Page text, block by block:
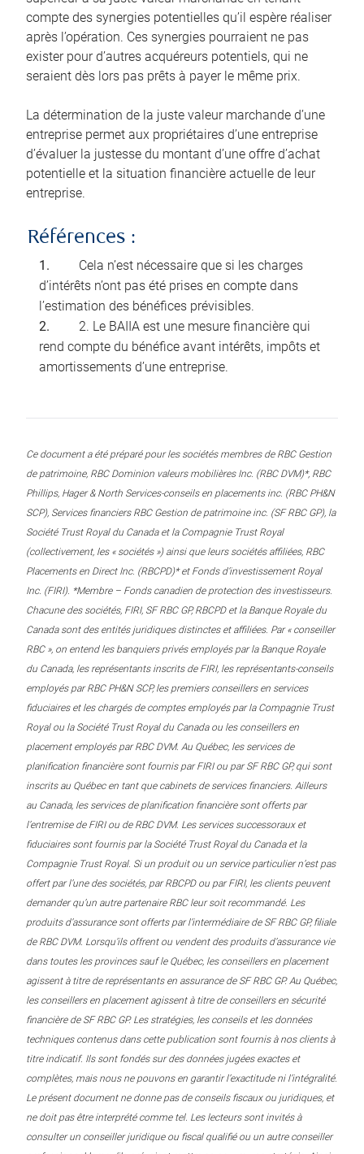
compte des synergies potentielles qu’il espère réaliser
après l’opération. Ces synergies pourraient ne pas
exister pour d’autres acquéreurs potentiels, qui ne
seraient dès lors pas prêts à payer le même prix.
La détermination de la juste valeur marchande d’une
entreprise permet aux propriétaires d’une entreprise
d’évaluer la justesse du montant d’une offre d’achat
potentielle et la situation financière actuelle de leur
entreprise.
Références :
Cela n’est nécessaire que si les charges
d’intérêts n’ont pas été prises en compte dans
l’estimation des bénéfices prévisibles.
2. Le BAIIA est une mesure financière qui
rend compte du bénéfice avant intérêts, impôts et
amortissements d’une entreprise.
Ce document a été préparé pour les sociétés membres de RBC Gestion
de patrimoine, RBC Dominion valeurs mobilières Inc. (RBC DVM)*, RBC
Phillips, Hager & North Services-conseils en placements inc. (RBC PH&N
SCP), Services financiers RBC Gestion de patrimoine inc. (SF RBC GP), la
Société Trust Royal du Canada et la Compagnie Trust Royal
(collectivement, les « sociétés ») ainsi que leurs sociétés affiliées, RBC
Placements en Direct Inc. (RBCPD)* et Fonds d’investissement Royal
Inc. (FIRI). *Membre – Fonds canadien de protection des investisseurs.
Chacune des sociétés, FIRI, SF RBC GP, RBCPD et la Banque Royale du
Canada sont des entités juridiques distinctes et affiliées. Par « conseiller
RBC », on entend les banquiers privés employés par la Banque Royale
du Canada, les représentants inscrits de FIRI, les représentants-conseils
employés par RBC PH&N SCP, les premiers conseillers en services
fiduciaires et les chargés de comptes employés par la Compagnie Trust
Royal ou la Société Trust Royal du Canada ou les conseillers en
placement employés par RBC DVM. Au Québec, les services de
planification financière sont fournis par FIRI ou par SF RBC GP, qui sont
inscrits au Québec en tant que cabinets de services financiers. Ailleurs
au Canada, les services de planification financière sont offerts par
l’entremise de FIRI ou de RBC DVM. Les services successoraux et
fiduciaires sont fournis par la Société Trust Royal du Canada et la
Compagnie Trust Royal. Si un produit ou un service particulier n’est pas
offert par l’une des sociétés, par RBCPD ou par FIRI, les clients peuvent
demander qu’un autre partenaire RBC leur soit recommandé. Les
produits d’assurance sont offerts par l’intermédiaire de SF RBC GP, filiale
de RBC DVM. Lorsqu’ils offrent ou vendent des produits d’assurance vie
dans toutes les provinces sauf le Québec, les conseillers en placement
agissent à titre de représentants en assurance de SF RBC GP. Au Québec,
les conseillers en placement agissent à titre de conseillers en sécurité
financière de SF RBC GP. Les stratégies, les conseils et les données
techniques contenus dans cette publication sont fournis à nos clients à
titre indicatif. Ils sont fondés sur des données jugées exactes et
complètes, mais nous ne pouvons en garantir l’exactitude ni l’intégralité.
Le présent document ne donne pas de conseils fiscaux ou juridiques, et
ne doit pas être interprété comme tel. Les lecteurs sont invités à
consulter un conseiller juridique ou fiscal qualifié ou un autre conseiller